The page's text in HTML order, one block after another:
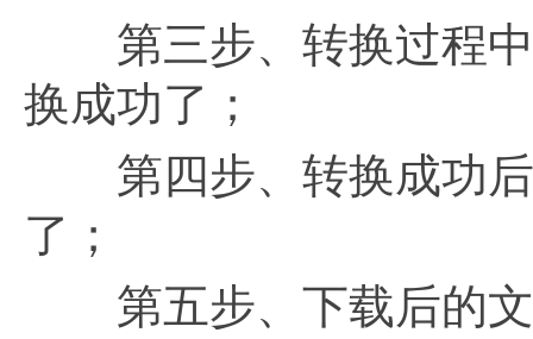
第三步、转换过程中
换成功了；
第四步、转换成功后
了；
第五步、下载后的文